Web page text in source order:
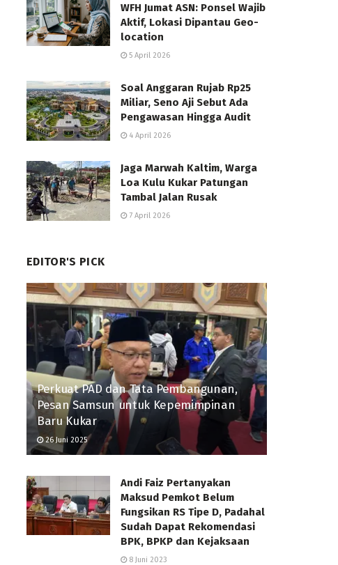
WFH Jumat ASN: Ponsel Wajib
Aktif, Lokasi Dipantau Geo-
location
5 April 2026
Soal Anggaran Rujab Rp25
Miliar, Seno Aji Sebut Ada
Pengawasan Hingga Audit
4 April 2026
Jaga Marwah Kaltim, Warga
Loa Kulu Kukar Patungan
Tambal Jalan Rusak
7 April 2026
EDITOR'S PICK
Perkuat PAD dan Tata Pembangunan,
Pesan Samsun untuk Kepemimpinan
Baru Kukar
26 Juni 2025
Andi Faiz Pertanyakan
Maksud Pemkot Belum
Fungsikan RS Tipe D, Padahal
Sudah Dapat Rekomendasi
BPK, BPKP dan Kejaksaan
8 Juni 2023